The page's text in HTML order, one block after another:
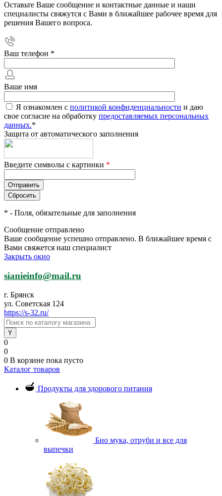
Оставьте Ваше сообщение и контактные данные и наши
специалисты свяжутся с Вами в ближайшее рабочее время для
решения Вашего вопроса.
Ваш телефон *
Ваше имя
Я ознакомлен с политикой конфиденциальности и даю
свое согласие на обработку предоставляемых персональных
данных.*
Защита от автоматического заполнения
Введите символы с картинки *
* - Поля, обязательные для заполнения
Сообщение отправлено
Ваше сообщение успешно отправлено. В ближайшее время с
Вами свяжется наш специалист
Закрыть окно
sianieinfo@mail.ru
г. Брянск
ул. Советская 124
https://s-32.ru/
0
0
0 В корзине пока пусто
Каталог товаров
Продукты для здорового питания
Био мука, отруби и все для
выпечки